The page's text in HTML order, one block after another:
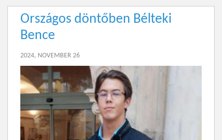
Országos döntőben Bélteki
Bence
2024, NOVEMBER 26